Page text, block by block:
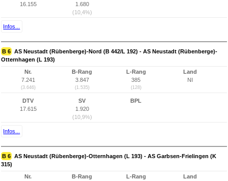
16.155
1.680
(10,4%)
Infos...
B 6 AS Neustadt (Rübenberge)-Nord (B 442/L 192) - AS Neustadt (Rübenberge)-
Otternhagen (L 193)
Nr.
7.241
(3.646)
B-Rang
3.847
(1.535)
L-Rang
385
(128)
Land
NI
DTV
17.615
SV
1.920
(10,9%)
BPL
Infos...
B 6 AS Neustadt (Rübenberge)-Otternhagen (L 193) - AS Garbsen-Frielingen (K
315)
Nr.
B-Rang
L-Rang
Land